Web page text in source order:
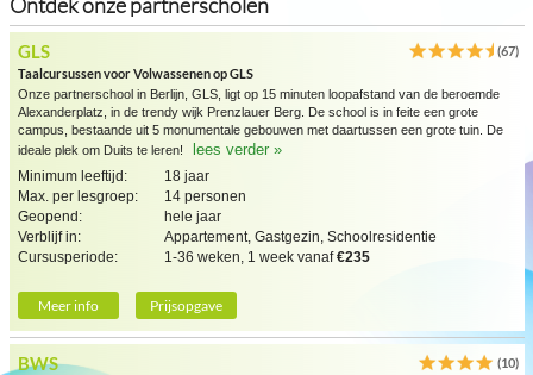
GLS
(67)
Taalcursussen voor Volwassenen op GLS
Onze partnerschool in Berlijn, GLS, ligt op 15 minuten loopafstand van de beroemde
Alexanderplatz, in de trendy wijk Prenzlauer Berg. De school is in feite een grote
campus, bestaande uit 5 monumentale gebouwen met daartussen een grote tuin. De
ideale plek om Duits te leren!
lees verder »
Minimum leeftijd:
18 jaar
Max. per lesgroep:
14 personen
Geopend:
hele jaar
Verblijf in:
Appartement, Gastgezin, Schoolresidentie
Cursusperiode:
1-36 weken, 1 week vanaf€235
Meer info Prijsopgave
BWS
(10)